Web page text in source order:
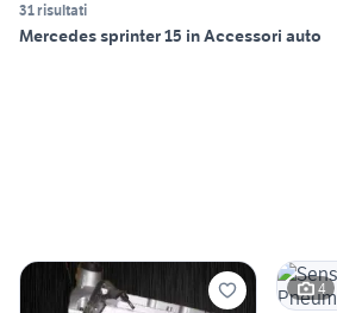
31 risultati
Mercedes sprinter 15 in Accessori auto
4